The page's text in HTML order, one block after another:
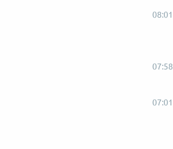
08:01
07:58
07:01